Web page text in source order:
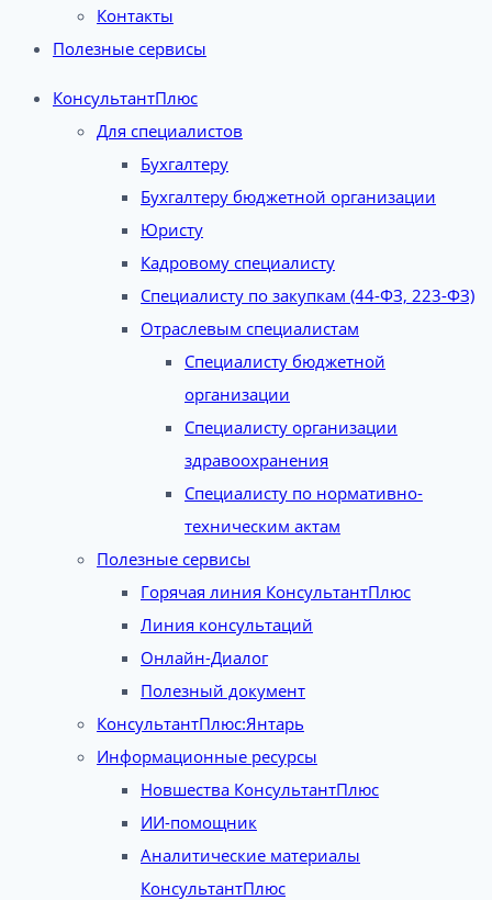
Контакты
Полезные сервисы
КонсультантПлюс
Для специалистов
Бухгалтеру
Бухгалтеру бюджетной организации
Юристу
Кадровому специалисту
Специалисту по закупкам (44-ФЗ, 223-ФЗ)
Отраслевым специалистам
Специалисту бюджетной
организации
Специалисту организации
здравоохранения
Специалисту по нормативно-
техническим актам
Полезные сервисы
Горячая линия КонсультантПлюс
Линия консультаций
Онлайн-Диалог
Полезный документ
КонсультантПлюс:Янтарь
Информационные ресурсы
Новшества КонсультантПлюс
ИИ-помощник
Аналитические материалы
КонсультантПлюс